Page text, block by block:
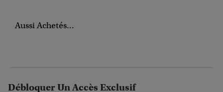
Aussi Achetés...
Débloquer Un Accès Exclusif